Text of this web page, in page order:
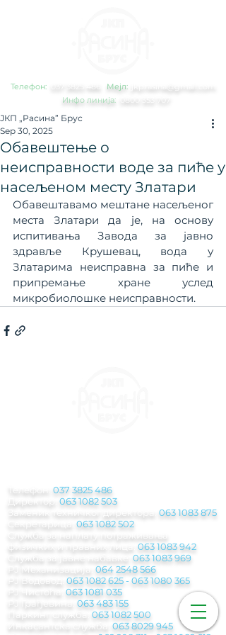
Телефон: 37 3825 486 Мејл:
jkp.rasina@gmail.com
Инфо линија:
0800 353 707
Обавештење о
неисправности воде за пиће у
насељеном месту Златари
ЈКП „Расина” Брус
Sep 30, 2025
Обавештавамо мештане насељеног
места Златари да је, на основу
испитивања Завода за јавно
здравље Крушевац, вода у
Златарима неисправна за пиће и
припремање хране услед
микробиолошке неисправности.
Телефон: 037 3825 486
063 1082 503
063 1083 875
063 1082 502
Служба за наплату потраживања
физичких и правних лица:
063 1083 942
Служба за јавне набавке:
063 1083 969
064 2548 566
РЈ Водовод: 063 1082 625-063 1080 365
РЈ Чистоћа: 063 1081 035
РЈ Грађевина:
063 483 155
Паркинг служба
063 1082 500
Инкасантска служба: 063 8029 945